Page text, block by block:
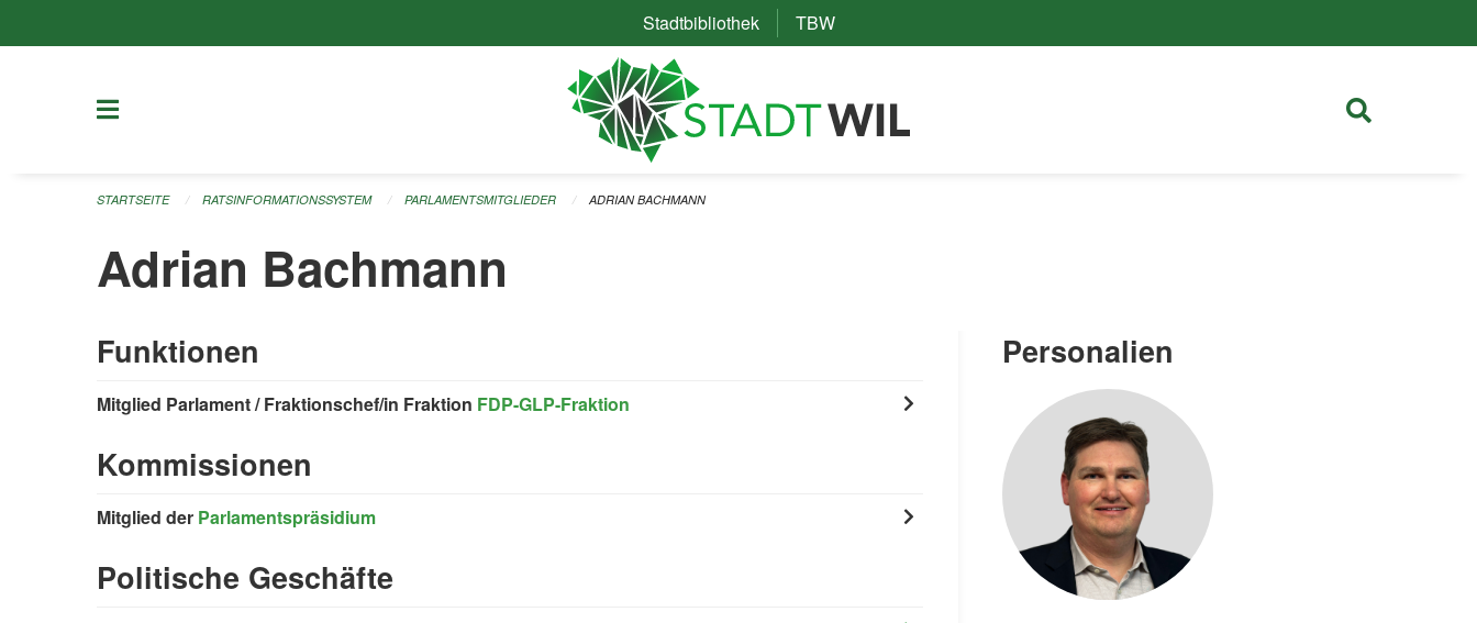
Stadtbibliothek(External Link)
TBW(External Link)
STARTSEITE RATSINFORMATIONSSYSTEM PARLAMENTSMITGLIEDER ADRIAN BACHMANN
Adrian Bachmann
Funktionen
Mitglied Parlament / Fraktionschef/in Fraktion FDP-GLP-Fraktion
Kommissionen
Mitglied der Parlamentspräsidium
Politische Geschäfte
Personalien